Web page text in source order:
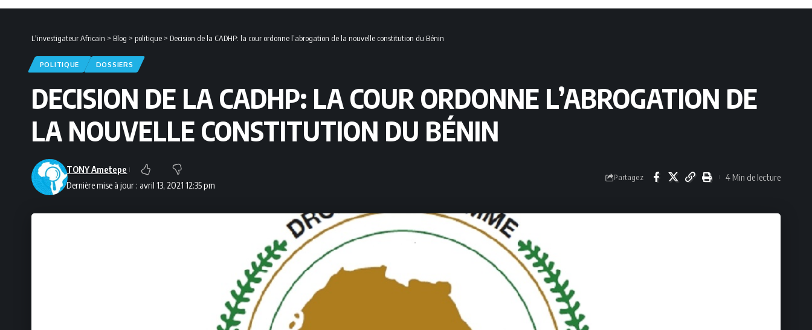
L'investigateur Africain > Blog > politique > Decision de la CADHP: la cour ordonne l’abrogation de la nouvelle constitution du Bénin
POLITIQUE DOSSIERS
DECISION DE LA CADHP: LA COUR ORDONNE L’ABROGATION DE
LA NOUVELLE CONSTITUTION DU BÉNIN
Dernière mise à jour : avril 13, 2021 12:35 pm
TONY Ametepe
Partagez 4 Min de lecture